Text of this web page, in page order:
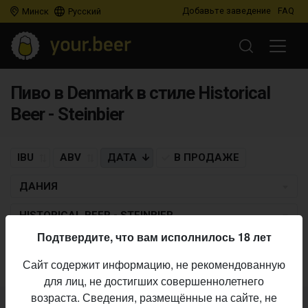
Минск Русский Добавьте заведение FAQ
Пиво в Denmark в стиле Historical
Beer - Steinbier
IBU ABV ДАТА В ПРОДАЖЕ
ДАНИЯ
HISTORICAL BEER - STEINBIER
Пиво по заданным критериям не найдено
Подтвердите, что вам исполнилось 18 лет
Сайт содержит информацию, не рекомендованную
для лиц, не достигших совершеннолетнего
возраста. Сведения, размещённые на сайте, не